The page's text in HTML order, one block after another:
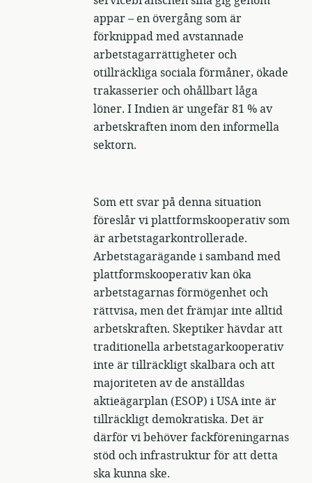
appar – en övergång som är
förknippad med avstannade
arbetstagarrättigheter och
otillräckliga sociala förmåner, ökade
trakasserier och ohållbart låga
löner. I Indien är ungefär 81 % av
arbetskraften inom den informella
sektorn.
Som ett svar på denna situation
föreslår vi plattformskooperativ som
är arbetstagarkontrollerade.
Arbetstagarägande i samband med
plattformskooperativ kan öka
arbetstagarnas förmögenhet och
rättvisa, men det främjar inte alltid
arbetskraften. Skeptiker hävdar att
traditionella arbetstagarkooperativ
inte är tillräckligt skalbara och att
majoriteten av de anställdas
aktieägarplan (ESOP) i USA inte är
tillräckligt demokratiska. Det är
därför vi behöver fackföreningarnas
stöd och infrastruktur för att detta
ska kunna ske.